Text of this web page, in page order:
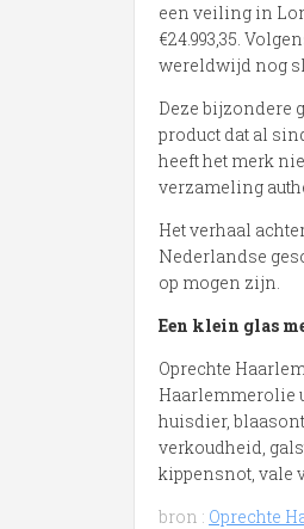
een veiling in
€24.993,35.
wereldwijd nog
Deze bijzondere
product dat al
heeft het merk
verzameling
Het verhaal
Nederlandse
op mogen zijn.
Een klein glas
Oprechte
Haarlemmerolie
huisdier,
verkoudheid,
kippensnot, vale
bron : Oprechte